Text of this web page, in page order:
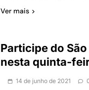
Ver mais
Participe do
nesta quinta-
14 de junho de 2021